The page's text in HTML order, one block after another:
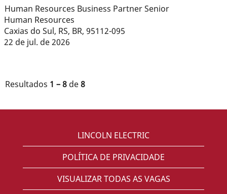
Human Resources Business Partner Senior
Human Resources
Caxias do Sul, RS, BR, 95112-095
22 de jul. de 2026
Resultados 1 – 8 de8
LINCOLN ELECTRIC
POLÍTICA DE PRIVACIDADE
VISUALIZAR TODAS AS VAGAS